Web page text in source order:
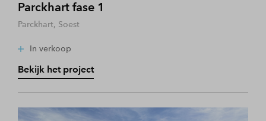
Parckhart fase 1
Parckhart, Soest
In verkoop
Bekijk het project